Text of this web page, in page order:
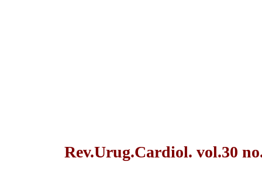
Rev.Urug.Cardiol. vol.30